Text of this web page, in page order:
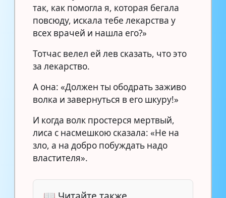
так, как помогла я, которая бегала
повсюду, искала тебе лекарства у
всех врачей и нашла его?»
Тотчас велел ей лев сказать, что это
за лекарство.
А она: «Должен ты ободрать заживо
волка и завернуться в его шкуру!»
И когда волк простерся мертвый,
лиса с насмешкою сказала: «Не на
зло, а на добро побуждать надо
властителя».